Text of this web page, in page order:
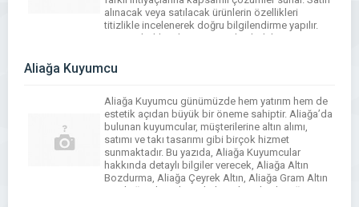
alınacak veya satılacak ürünlerin özellikleri
titizlikle incelenerek doğru bilgilendirme yapılır.
Müşteri beklentilerinin önceden belirlenmesi,
yürütülmesini sağlar. Profesyonel hizmet anlayışı
[…]
Aliağa Kuyumcu
Aliağa Kuyumcu günümüzde hem yatırım hem de
estetik açıdan büyük bir öneme sahiptir. Aliağa’da
bulunan kuyumcular, müşterilerine altın alımı,
satımı ve takı tasarımı gibi birçok hizmet
sunmaktadır. Bu yazıda, Aliağa Kuyumcular
hakkında detaylı bilgiler verecek, Aliağa Altın
Bozdurma, Aliağa Çeyrek Altın, Aliağa Gram Altın
ve Aliağa Altın Alım gibi konuları ele alacağız.